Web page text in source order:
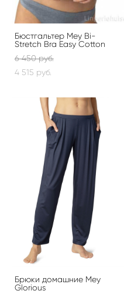
Бюстгальтер Mey Bi-
Stretch Bra Easy Cotton
6 450 pуб.
4 515 pуб.
Брюки домашние Mey
Glorious